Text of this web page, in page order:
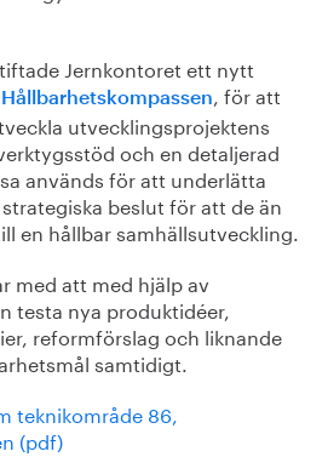
Jernkontoret ett nytt
, för att
utvecklingsprojektens
och en detaljerad
används för att underlätta
beslut för att de än
en hållbar samhällsutveckling.
med att med hjälp av
testa nya produktidéer,
reformförslag och liknande
samtidigt.
teknikområde 86,
(pdf)